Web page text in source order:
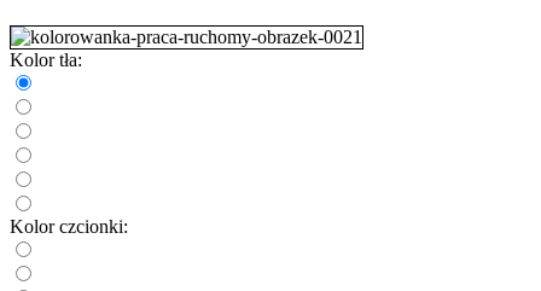
Kolor tła:
Kolor czcionki: